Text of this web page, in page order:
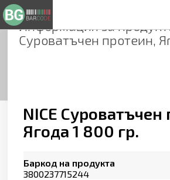
Информация за
Суроватъчен протеин,
NICE Суроватъчен
Ягода 1 800 гр.
Баркод на продукта
3800237715244
Общи условия